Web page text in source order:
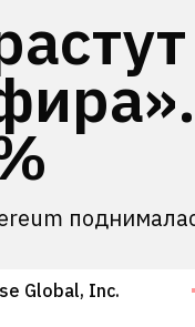
Global, Inc.